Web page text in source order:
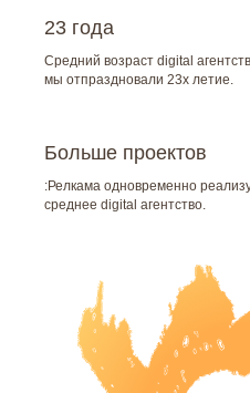
23 года
Средний возраст digital
мы отпраздновали 23х летие.
Больше проектов
:Релкама одновременно
среднее digital агентство.